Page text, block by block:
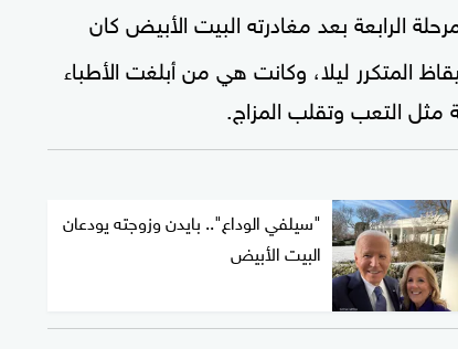
الرابعة بعد مغادرته البيت الأبيض كان
المتكرر ليلا، وكانت هي من أبلغت الأطباء
مثل التعب وتقلب المزاج.
"سيلفي الوداع".. بايدن وزوجته يودعان
البيت الأبيض